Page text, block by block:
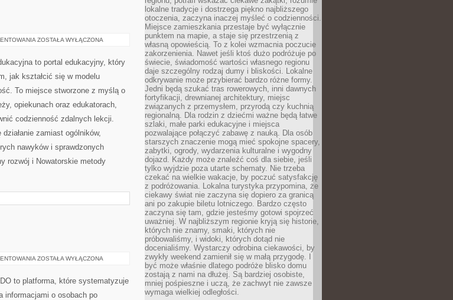
TECHNOLOGIE
ZOSTAŁA WYŁĄCZONA
to portal edukacyjny, który
jak kształcić się w modelu
To miejsce stworzone z myślą o
opiekunach oraz edukatorach,
codzienność zdalnych lekcji.
zamiast ogólników,
nawyków i sprawdzonych
rozwój i Nowatorskie metody
PRAWA
ZOSTAŁA WYŁĄCZONA
to platforma, które systematyzuje
informacjami o osobach po
lokalne tradycje i dostrzega piękno najbliższego
otoczenia, zaczyna inaczej myśleć o codzienności.
Miejsce zamieszkania przestaje być wyłącznie
punktem na mapie, a staje się przestrzenią z
własną opowieścią. To z kolei wzmacnia poczucie
zakorzenienia. Nawet jeśli ktoś dużo podróżuje po
świecie, świadomość wartości własnego regionu
daje szczególny rodzaj dumy i bliskości. Lokalne
odkrywanie może przybierać bardzo różne formy.
Jedni będą szukać tras rowerowych, inni dawnych
fortyfikacji, drewnianej architektury, miejsc
związanych z przemysłem, przyrodą czy kuchnią
regionalną. Dla rodzin z dziećmi ważne będą łatwe
szlaki, małe parki edukacyjne i miejsca
pozwalające połączyć zabawę z nauką. Dla osób
starszych znaczenie mogą mieć spokojne spacery,
zabytki, ogrody, wydarzenia kulturalne i wygodny
dojazd. Każdy może znaleźć coś dla siebie, jeśli
tylko wyjdzie poza utarte schematy. Nie trzeba
czekać na wielkie wakacje, by poczuć satysfakcję
z podróżowania. Lokalna turystyka przypomina, że
ciekawy świat nie zaczyna się dopiero za granicą
ani po zakupie biletu lotniczego. Bardzo często
zaczyna się tam, gdzie jesteśmy gotowi spojrzeć
uważniej. W najbliższym regionie kryją się historie,
których nie znamy, smaki, których nie
próbowaliśmy, i widoki, których dotąd nie
docenialiśmy. Wystarczy odrobina ciekawości, by
zwykły weekend zamienił się w małą przygodę. I
być może właśnie dlatego podróże blisko domu
zostają z nami na dłużej. Są bardziej osobiste,
mniej pośpieszne i uczą, że zachwyt nie zawsze
wymaga wielkiej odległości.